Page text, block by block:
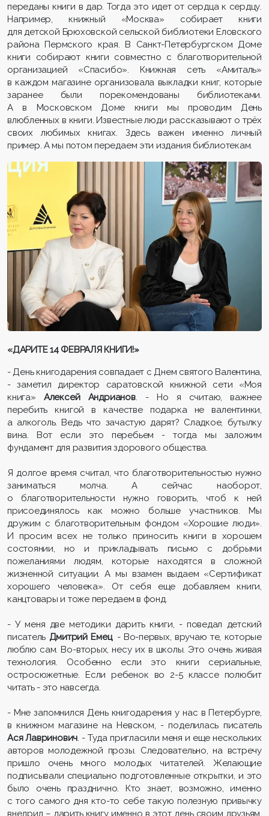
переданы книги в дар. Тогда это идет от сердца к сердцу.
Например, книжный «Москва» собирает книги
для детской Брюховской сельской библиотеки Еловского
района Пермского края. В Санкт-Петербургском Доме
книги собирают книги совместно с благотворительной
организацией «Спасибо». Книжная сеть «Амиталь»
в каждом магазине организовала выкладки книг, которые
заранее были порекомендованы библиотеками.
А в Московском Доме книги мы проводим День
влюбленных в книги. Известные люди рассказывают о трёх
своих любимых книгах. Здесь важен именно личный
пример. А мы потом передаем эти издания библиотекам.
«ДАРИТЕ 14 ФЕВРАЛЯ КНИГИ!»
- День книгодарения совпадает с Днем святого Валентина,
- заметил директор саратовской книжной сети «Моя
книга» Алексей Андрианов. - Но я считаю, важнее
перебить книгой в качестве подарка не валентинки,
а алкоголь. Ведь что зачастую дарят? Сладкое, бутылку
вина. Вот если это перебьем - тогда мы заложим
фундамент для развития здорового общества.
Я долгое время считал, что благотворительностью нужно
заниматься молча. А сейчас наоборот,
о благотворительности нужно говорить, чтоб к ней
присоединялось как можно больше участников. Мы
дружим с благотворительным фондом «Хорошие люди».
И просим всех не только приносить книги в хорошем
состоянии, но и прикладывать письмо с добрыми
пожеланиями людям, которые находятся в сложной
жизненной ситуации. А мы взамен выдаем «Сертификат
хорошего человека». От себя еще добавляем книги,
канцтовары и тоже передаем в фонд.
- У меня две методики дарить книги, - поведал детский
писатель Дмитрий Емец. - Во-первых, вручаю те, которые
люблю сам. Во-вторых, несу их в школы. Это очень живая
технология. Особенно если это книги сериальные,
остросюжетные. Если ребенок во 2-5 классе полюбит
читать - это навсегда.
- Мне запомнился День книгодарения у нас в Петербурге,
в книжном магазине на Невском, - поделилась писатель
Ася Лавринович. - Туда пригласили меня и еще нескольких
авторов молодежной прозы. Следовательно, на встречу
пришло очень много молодых читателей. Желающие
подписывали специально подготовленные открытки, и это
было очень празднично. Кто знает, возможно, именно
с того самого дня кто-то себе такую полезную привычку
внедрил – дарить книгу именно в этот день своим друзьям,